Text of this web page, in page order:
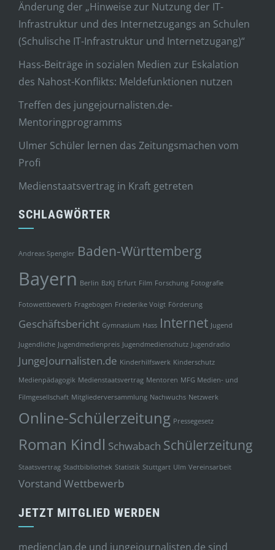
Änderung der „Hinweise zur Nutzung der IT-
Infrastruktur und des Internetzugangs an Schulen
(Schulische IT-Infrastruktur und Internetzugang)“
Hass-Beiträge in sozialen Medien zur Eskalation
des Nahost-Konflikts: Meldefunktionen nutzen
Treffen des jungejournalisten.de-
Mentoringprogramms
Ulmer Schüler lernen das Zeitungsmachen vom
Profi
Medienstaatsvertrag in Kraft getreten
SCHLAGWÖRTER
Andreas Spengler Baden-Württemberg
Bayern Berlin BzKJ Erfurt Film Forschung Fotografie
Fotowettbewerb Fragebogen Friederike Voigt Förderung
Geschäftsbericht Gymnasium Hass Internet Jugend
Jugendliche Jugendmedienpreis Jugendmedienschutz Jugendradio
JungeJournalisten.de Kinderhilfswerk Kinderschutz
Medienpädagogik Medienstaatsvertrag Mentoren MFG Medien- und
Filmgesellschaft Mitgliederversammlung Nachwuchs Netzwerk
Online-Schülerzeitung Pressegesetz
Roman Kindl Schwabach Schülerzeitung
Staatsvertrag Stadtbibliothek Statistik Stuttgart Ulm Vereinsarbeit
Vorstand Wettbewerb
JETZT MITGLIED WERDEN
medienclan.de und jungejournalisten.de sind